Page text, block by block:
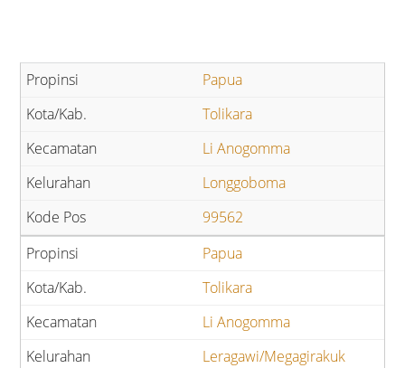
Papua
Tolikara
Li Anogomma
Longgoboma
99562
Papua
Tolikara
Li Anogomma
Leragawi/Megagirakuk